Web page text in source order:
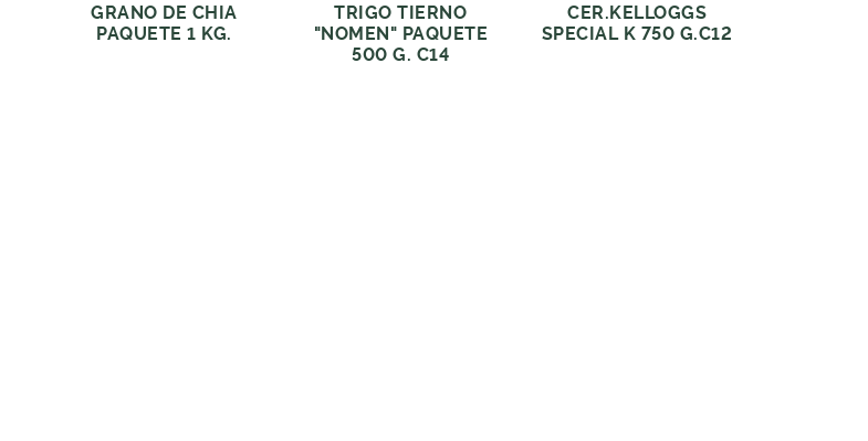
GRANO DE CHIA
PAQUETE 1 KG.
TRIGO TIERNO
"NOMEN" PAQUETE
500 G. C14
CER.KELLOGGS
SPECIAL K 750 G.C12